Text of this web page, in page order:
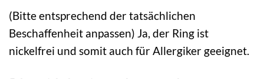
(Bitte entsprechend der tatsächlichen
Beschaffenheit anpassen) Ja, der Ring ist
nickelfrei und somit auch für Allergiker geeignet.